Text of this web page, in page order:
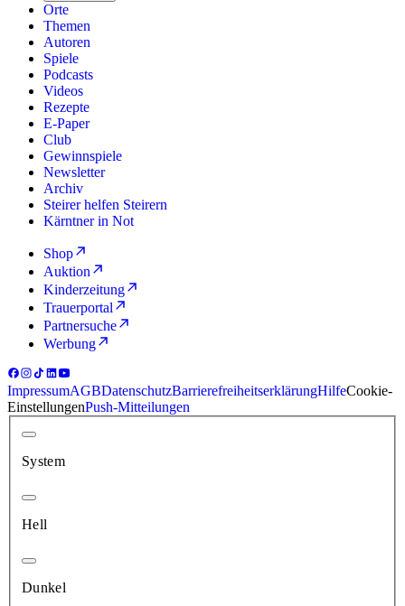
Orte
Themen
Autoren
Spiele
Podcasts
Videos
Rezepte
E-Paper
Club
Gewinnspiele
Newsletter
Archiv
Steirer helfen Steirern
Kärntner in Not
Shop
Auktion
Kinderzeitung
Trauerportal
Partnersuche
Werbung
ImpressumAGBDatenschutzBarrierefreiheitserklärungHilfeCookie-
EinstellungenPush-Mitteilungen
System
Hell
Dunkel